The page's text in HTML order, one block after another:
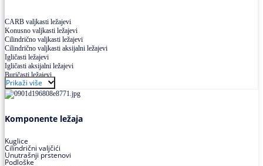
CARB valjkasti ležajevi
Konusno valjkasti ležajevi
Cilindrično valjkasti ležajevi
Cilindrično valjkasti aksijalni ležajevi
Igličasti ležajevi
Igličasti aksijalni ležajevi
Buričasti ležajevi
Buričasti zaptiveni ležajevi
Buričasti aksijalni ležajevi
Prikaži više
Komponente ležaja
Kuglice
Cilindrični valjčići
Unutrašnji prstenovi
Podloške